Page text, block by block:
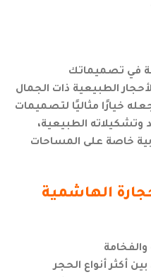
في تصميماتك
الطبيعية ذات الجمال
خيارًا مثاليًا لتصميمات
وتشكيلاته الطبيعية،
خاصة على المساحات
الهاشمية
أكثر أنواع الحجر